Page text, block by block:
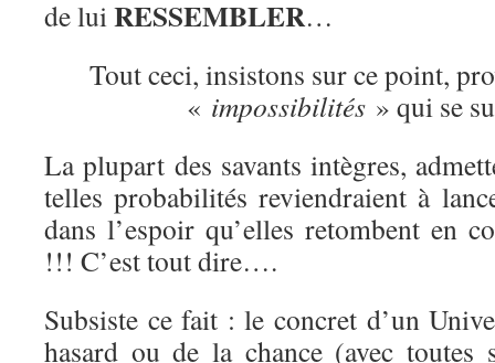
de luiRESSEMBLER…
Tout ceci, insistons sur ce point,
« impossibilités » qui se
La plupart des savants intègres,
telles probabilités reviendraient à
dans l’espoir qu’elles retombent en
!!! C’est tout dire….
Subsiste ce fait : le concret d’un
hasard ou de la chance (avec toutes